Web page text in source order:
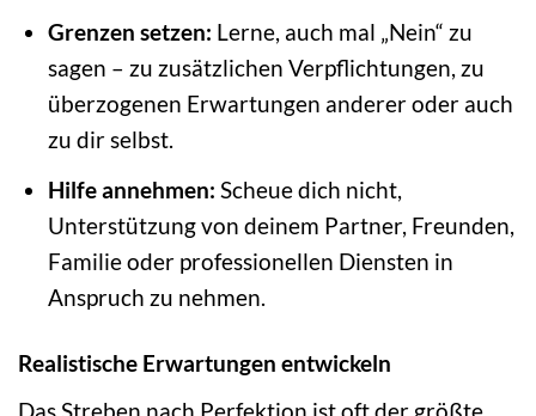
Grenzen setzen: Lerne, auch mal „Nein“ zu
sagen – zu zusätzlichen Verpflichtungen, zu
überzogenen Erwartungen anderer oder auch
zu dir selbst.
Hilfe annehmen: Scheue dich nicht,
Unterstützung von deinem Partner, Freunden,
Familie oder professionellen Diensten in
Anspruch zu nehmen.
Realistische Erwartungen entwickeln
Das Streben nach Perfektion ist oft der größte